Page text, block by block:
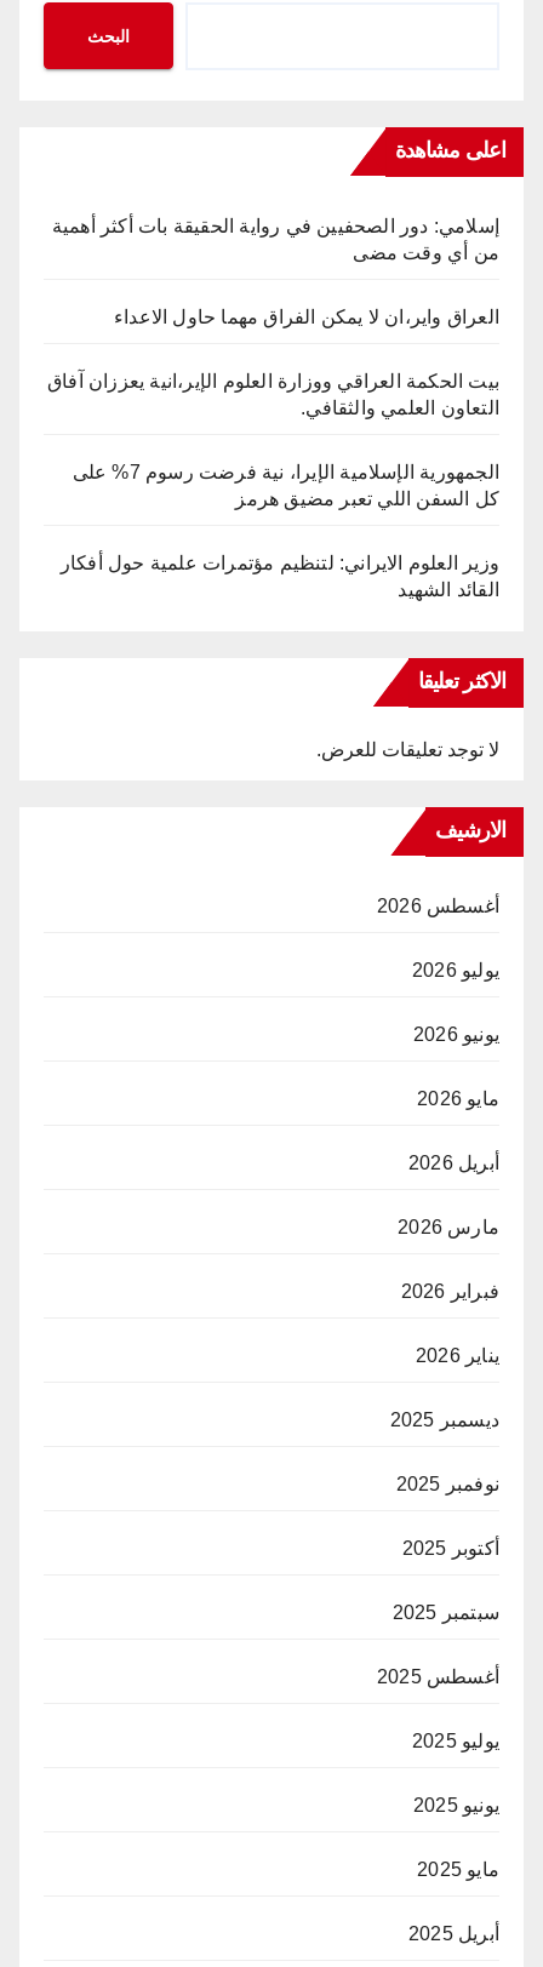
البحث
اعلى مشاهدة
إسلامي: دور الصحفيين في رواية الحقيقة بات أكثر أهمية
من أي وقت مضى
العراق واير،ان لا يمكن الفراق مهما حاول الاعداء
بيت الحكمة العراقي ووزارة العلوم الإير،انية يعززان آفاق
التعاون العلمي والثقافي.
الجمهورية الإسلامية الإيرا، نية فرضت رسوم 7% على
كل السفن اللي تعبر مضيق هرمز
وزير العلوم الايراني: لتنظيم مؤتمرات علمية حول أفكار
القائد الشهيد
الاكثر تعليقا
لا توجد تعليقات للعرض.
الارشيف
أغسطس 2026
يوليو 2026
يونيو 2026
مايو 2026
أبريل 2026
مارس 2026
فبراير 2026
يناير 2026
ديسمبر 2025
نوفمبر 2025
أكتوبر 2025
سبتمبر 2025
أغسطس 2025
يوليو 2025
يونيو 2025
مايو 2025
أبريل 2025